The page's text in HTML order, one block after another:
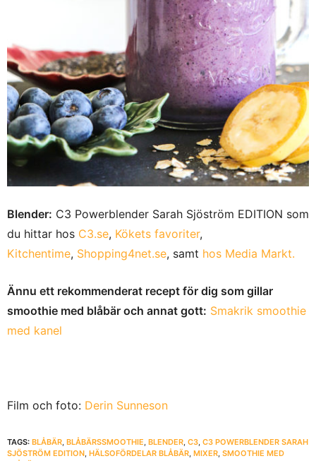
Blender: C3 Powerblender Sarah Sjöström EDITION som
du hittar hos C3.se, Kökets favoriter,
Kitchentime, Shopping4net.se, samt hos Media Markt.
Ännu ett rekommenderat recept för dig som gillar
smoothie med blåbär och annat gott: Smakrik smoothie
med kanel
Film och foto: Derin Sunneson
TAGS: BLÅBÄR, BLÅBÄRSSMOOTHIE, BLENDER, C3, C3 POWERBLENDER SARAH
SJÖSTRÖM EDITION, HÄLSOFÖRDELAR BLÅBÄR, MIXER, SMOOTHIE MED